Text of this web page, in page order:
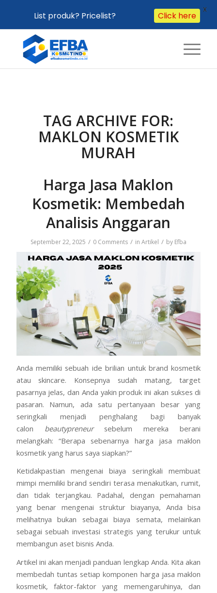
TAG ARCHIVE FOR:
MAKLON KOSMETIK
MURAH
Harga Jasa Maklon
Kosmetik: Membedah
Analisis Anggaran
September 22, 2025 / 0 Comments / in Artikel / by Efba
Anda memiliki sebuah ide brilian untuk brand kosmetik
atau skincare. Konsepnya sudah matang, target
pasarnya jelas, dan Anda yakin produk ini akan sukses di
pasaran. Namun, ada satu pertanyaan besar yang
seringkali menjadi penghalang bagi banyak
calon beautypreneursebelum mereka berani
melangkah: “Berapa sebenarnya harga jasa maklon
kosmetik yang harus saya siapkan?”
Ketidakpastian mengenai biaya seringkali membuat
mimpi memiliki brand sendiri terasa menakutkan, rumit,
dan tidak terjangkau. Padahal, dengan pemahaman
yang benar mengenai struktur biayanya, Anda bisa
melihatnya bukan sebagai biaya semata, melainkan
sebagai sebuah investasi strategis yang terukur untuk
membangun aset bisnis Anda.
Artikel ini akan menjadi panduan lengkap Anda. Kita akan
membedah tuntas setiap komponen harga jasa maklon
kosmetik, faktor-faktor yang memengaruhinya, dan
List produk? Pricelist? Click here
X